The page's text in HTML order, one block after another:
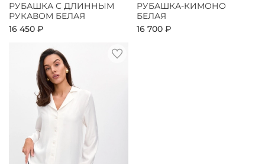
РУБАШКА С ДЛИННЫМ
РУКАВОМ БЕЛАЯ
16 450 ₽
РУБАШКА-КИМОНО
БЕЛАЯ
16 700 ₽